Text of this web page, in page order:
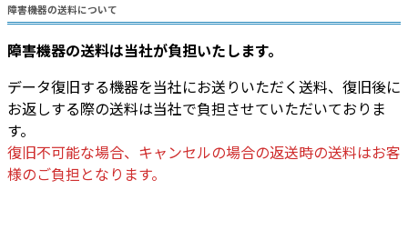
障害機器の送料について
障害機器の送料は当社が負担いたします。
データ復旧する機器を当社にお送りいただく送料、復旧後に
お返しする際の送料は当社で負担させていただいておりま
す。
復旧不可能な場合、キャンセルの場合の返送時の送料はお客
様のご負担となります。